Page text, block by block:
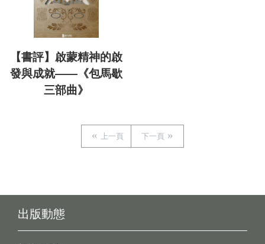
【書評】啟蒙精神的啟
發與成就——《包馬歇
三部曲》
上一頁 下一頁
出版動態